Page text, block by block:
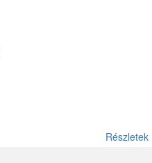
Részletek